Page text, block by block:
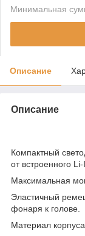
Минимальная
Описание
Описание
Компактный
от встроенного
Максимальная
Эластичный
фонаря к голове.
Материал